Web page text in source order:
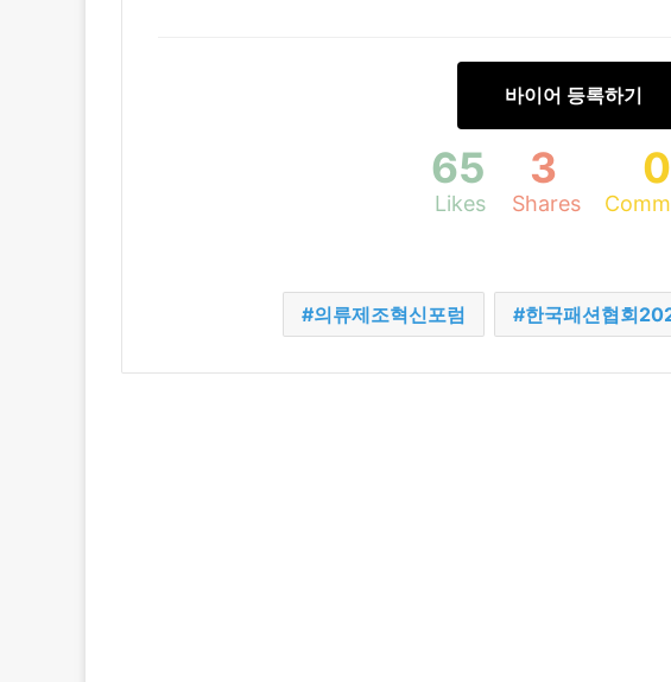
바이어 등록하기
65
Likes
3
Shares
0
의류제조혁신포럼 한국패션협회